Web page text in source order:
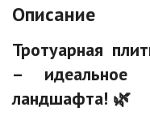
Цена по запросу
Каир
Описание
Тротуарная
– идеальное
ландшафта! 🌿